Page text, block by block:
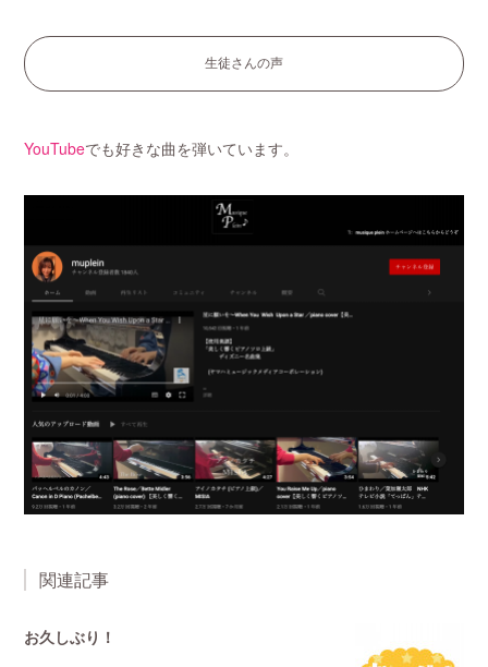
生徒さんの声
YouTubeでも好きな曲を弾いています。
関連記事
お久しぶり！